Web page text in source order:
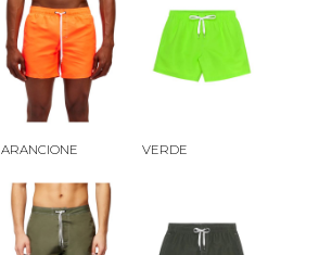
ARANCIONE VERDE